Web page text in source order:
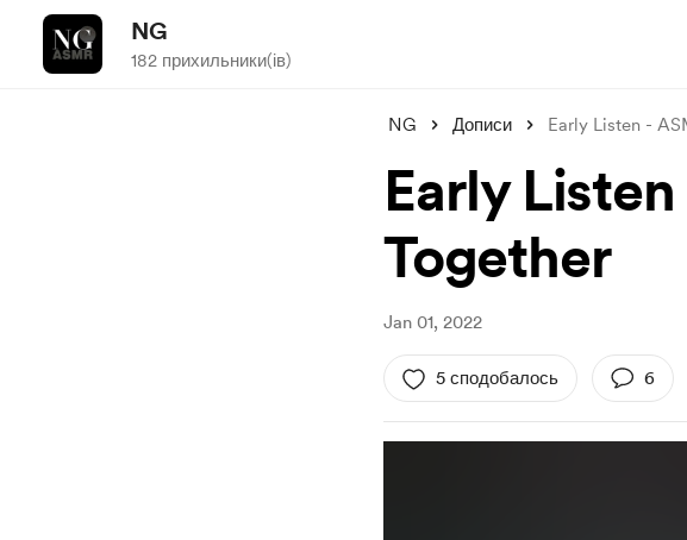
NG
182 прихильники(ів)
NG Дописи Early Listen -
Early
Together
Jan 01, 2022
5 сподобалось 6